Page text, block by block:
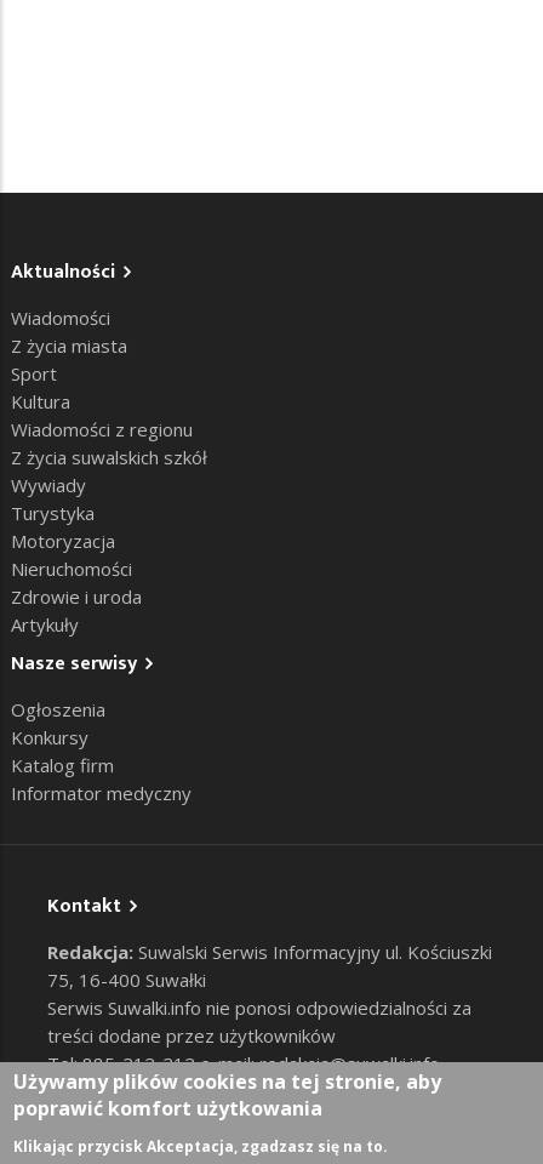
Aktualności
Wiadomości
Z życia miasta
Sport
Kultura
Wiadomości z regionu
Z życia suwalskich szkół
Wywiady
Turystyka
Motoryzacja
Nieruchomości
Zdrowie i uroda
Artykuły
Nasze serwisy
Ogłoszenia
Konkursy
Katalog firm
Informator medyczny
Kontakt
Redakcja: Suwalski Serwis Informacyjny ul. Kościuszki
75, 16-400 Suwałki
Serwis Suwalki.info nie ponosi odpowiedzialności za
treści dodane przez użytkowników
Tel: 885-212-212 e-mail:redakcja@suwalki.info,
reklama@suwalki.info
RODO |Cookies
Zaloguj
Używamy plików cookies na tej stronie, aby
poprawić komfort użytkowania
Klikając przycisk Akceptacja, zgadzasz się na to.